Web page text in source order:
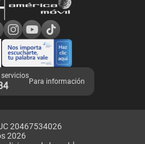
Claro
Para información
20467534026
2026